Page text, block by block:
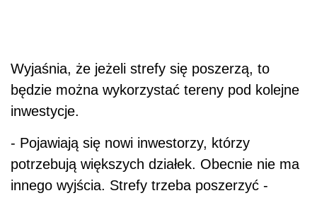
Wyjaśnia, że jeżeli strefy się poszerzą, to
będzie można wykorzystać tereny pod kolejne
inwestycje.
- Pojawiają się nowi inwestorzy, którzy
potrzebują większych działek. Obecnie nie ma
innego wyjścia. Strefy trzeba poszerzyć -